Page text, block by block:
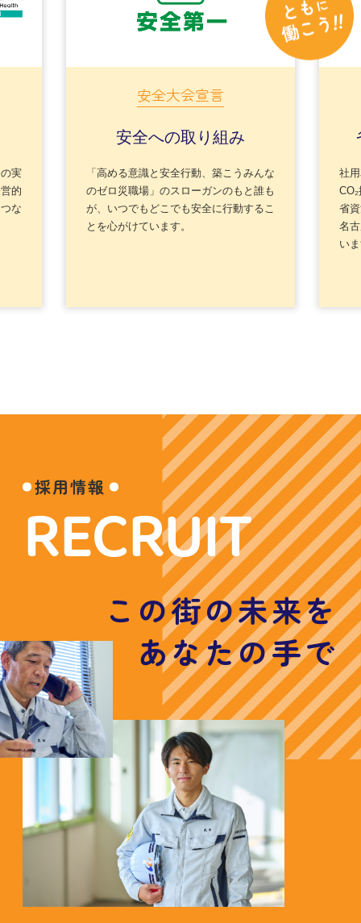
実
的
な
安全大会宣言
安全への取り組み
「高める意識と安全行動、築こうみんな
のゼロ災職場」のスローガンのもと誰も
が、いつでもどこでも安全に行動するこ
とを心がけています。
社
省
名
い
採用情報
RECRUIT
この街の未来を
あなたの手で